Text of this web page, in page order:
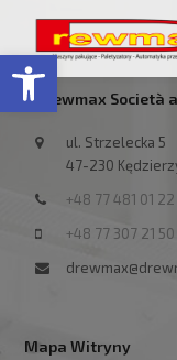
Open toolbar
Drewmax
ul. Strzelecka 5
47-230
+48 77 481 01 22
+48 77 307 21 50
Mapa Witryny